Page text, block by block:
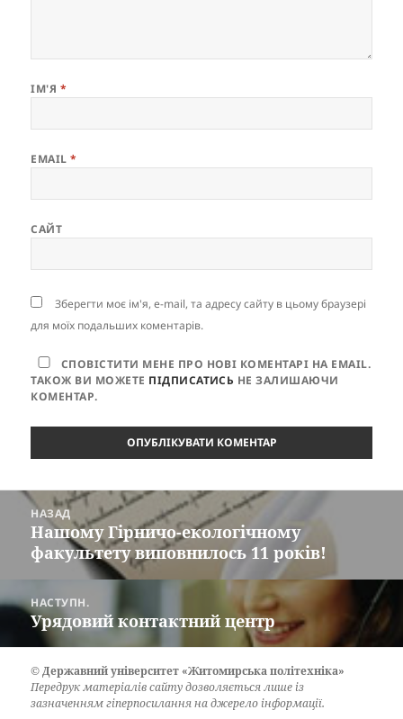
ІМ'Я *
EMAIL*
САЙТ
Зберегти моє ім'я, e-mail, та адресу сайту в цьому браузері
для моїх подальших коментарів.
СПОВІСТИТИ МЕНЕ ПРО НОВІ КОМЕНТАРІ НА EMAIL.
ТАКОЖ ВИ МОЖЕТЕ ПІДПИСАТИСЬ НЕ ЗАЛИШАЮЧИ
КОМЕНТАР.
Навігація
записівНАЗАД
Попередній
запис:
Нашому Гірничо-екологічному
факультету виповнилось 11 років!
НАСТУПН.
Наступний
запис:
Урядовий контактний центр
©Державний університет «Житомирська політехніка»
Передрук матеріалів сайту дозволяється лише із
зазначенням гіперпосилання на джерело інформації.